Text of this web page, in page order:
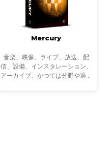
Mercury
音楽、映像、ライブ、放送、配
信、設備、インスタレーション、
アーカイブ。かつては分野や過程